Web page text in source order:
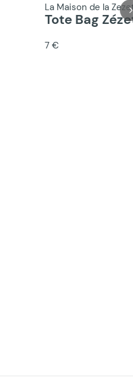
La Maison de la
Tote Bag
7 €